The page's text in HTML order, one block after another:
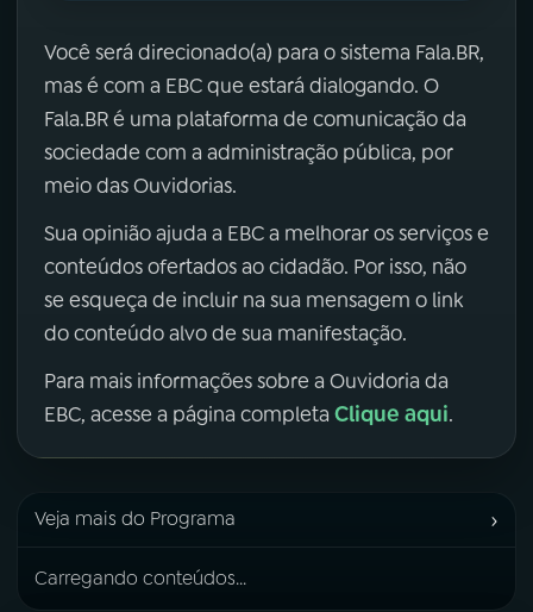
Você será direcionado(a) para o sistema Fala.BR,
mas é com a EBC que estará dialogando. O
Fala.BR é uma plataforma de comunicação da
sociedade com a administração pública, por
meio das Ouvidorias.
Sua opinião ajuda a EBC a melhorar os serviços e
conteúdos ofertados ao cidadão. Por isso, não
se esqueça de incluir na sua mensagem o link
do conteúdo alvo de sua manifestação.
Para mais informações sobre a Ouvidoria da
EBC, acesse a página completa Clique aqui.
Veja mais do Programa ›
Carregando conteúdos...